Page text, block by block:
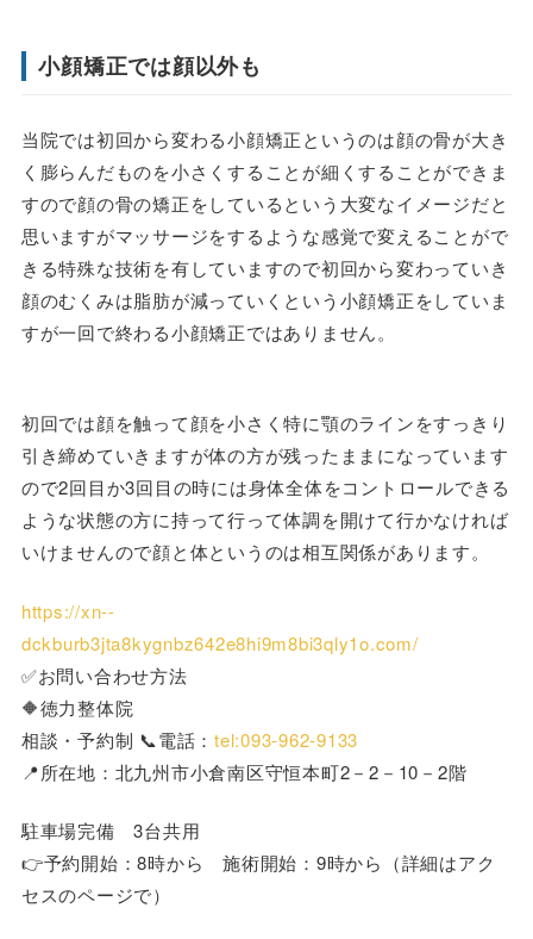
小顔矯正では顔以外も
当院では初回から変わる小顔矯正というのは顔の骨が大き
く膨らんだものを小さくすることが細くすることができま
すので顔の骨の矯正をしているという大変なイメージだと
思いますがマッサージをするような感覚で変えることがで
きる特殊な技術を有していますので初回から変わっていき
顔のむくみは脂肪が減っていくという小顔矯正をしていま
すが一回で終わる小顔矯正ではありません。
初回では顔を触って顔を小さく特に顎のラインをすっきり
引き締めていきますが体の方が残ったままになっています
ので2回目か3回目の時には身体全体をコントロールできる
ような状態の方に持って行って体調を開けて行かなければ
いけませんので顔と体というのは相互関係があります。
https://xn--
dckburb3jta8kygnbz642e8hi9m8bi3qly1o.com/
✅お問い合わせ方法
🔶徳力整体院
相談・予約制 📞電話：tel:093-962-9133
📍所在地：北九州市小倉南区守恒本町2－2－10－2階
駐車場完備 3台共用
👉予約開始：8時から 施術開始：9時から（詳細はアク
セスのページで）